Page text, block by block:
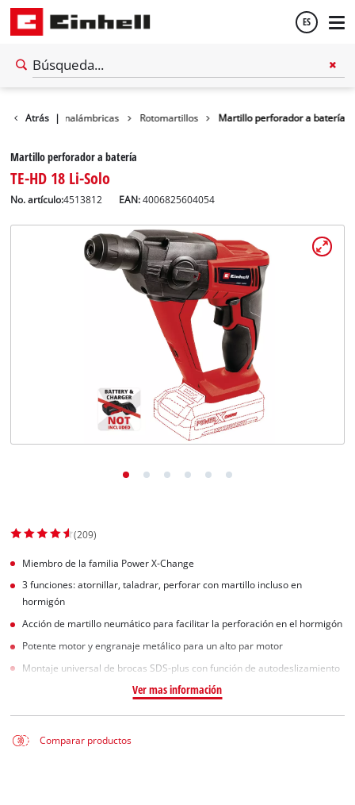
ES
Atrás | inalámbricas Rotomartillos Martillo perforador a batería
Martillo perforador a batería
TE-HD 18 Li-Solo
No. artículo:4513812 EAN:4006825604054
(209)
Miembro de la familia Power X-Change
3 funciones: atornillar, taladrar, perforar con martillo incluso en
hormigón
Acción de martillo neumático para facilitar la perforación en el hormigón
Potente motor y engranaje metálico para un alto par motor
Montaje universal de brocas SDS-plus con función de autodeslizamiento
Ver mas información
Comparar productos